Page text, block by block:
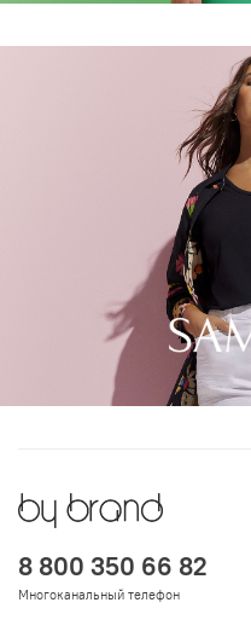
8 800 350 66 82
Многоканальный телефон